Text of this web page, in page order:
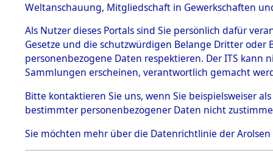
1.2.9 Beim ITS
Effekten
1.2.9.1
Effekten aus
dem KZ
Dachau
1.2.9.2
Effekten aus
dem KZ
Bayerisches
Weltanschauung, Mitgliedschaft in Gewerkschaften
Als Nutzer dieses Portals sind Sie persönlich dafür
Gesetze und die schutzwürdigen Belange Dritter
personenbezogene Daten respektieren. Der ITS
Sammlungen erscheinen, verantwortlich gemacht
Bitte kontaktieren Sie uns, wenn Sie beispielsweiser
bestimmter personenbezogener Daten nicht
Sie möchten mehr über die Datenrichtlinie der Arolsen